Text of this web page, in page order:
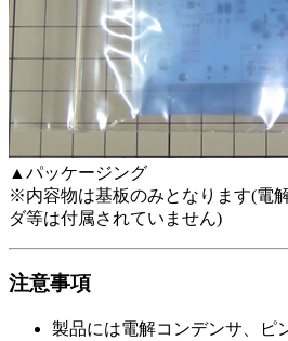
▲パッケージング
※内容物は基板のみとなります(電
ダ等は付属されていません)
注意事項
製品には電解コンデンサ、ピ